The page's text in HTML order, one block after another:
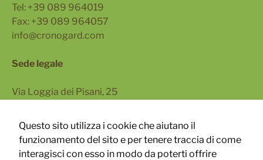
Tel: +39 089 964019
Fax: +39 089 964057
info@cronogard.com
Sede legale
Via Loggia dei Pisani, 25
Via Turati 40, 20121 Milano
Questo sito utilizza i cookie che aiutano il
funzionamento del sito e per tenere traccia di come
interagisci con esso in modo da poterti offrire